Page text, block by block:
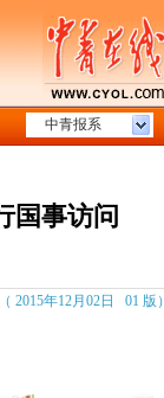
中青报系
国事访问
年12月02日 01 版）